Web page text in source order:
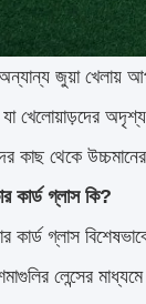
জুয়া খেলায়
খেলোয়াড়দের
কাছ থেকে
কার্ড গ্লাস কি?
কার্ড গ্লাস
লেন্সের